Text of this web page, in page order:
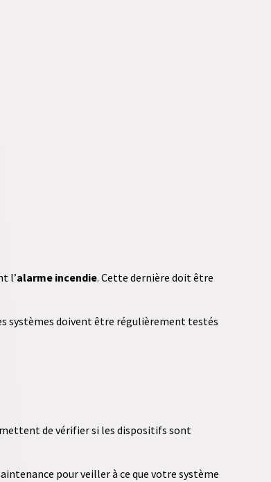
l’alarme incendie. Cette dernière doit être
systèmes doivent être régulièrement testés
de vérifier si les dispositifs sont
pour veiller à ce que votre système